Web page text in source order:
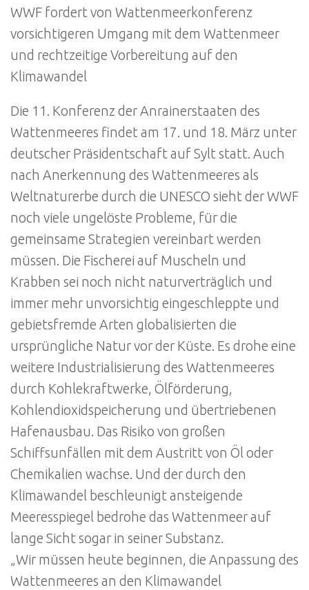
WWF fordert von Wattenmeerkonferenz
vorsichtigeren Umgang mit dem Wattenmeer
und rechtzeitige Vorbereitung auf den
Klimawandel
Die 11. Konferenz der Anrainerstaaten des
Wattenmeeres findet am 17. und 18. März unter
deutscher Präsidentschaft auf Sylt statt. Auch
nach Anerkennung des Wattenmeeres als
Weltnaturerbe durch die UNESCO sieht der WWF
noch viele ungelöste Probleme, für die
gemeinsame Strategien vereinbart werden
müssen. Die Fischerei auf Muscheln und
Krabben sei noch nicht naturverträglich und
immer mehr unvorsichtig eingeschleppte und
gebietsfremde Arten globalisierten die
ursprüngliche Natur vor der Küste. Es drohe eine
weitere Industrialisierung des Wattenmeeres
durch Kohlekraftwerke, Ölförderung,
Kohlendioxidspeicherung und übertriebenen
Hafenausbau. Das Risiko von großen
Schiffsunfällen mit dem Austritt von Öl oder
Chemikalien wachse. Und der durch den
Klimawandel beschleunigt ansteigende
Meeresspiegel bedrohe das Wattenmeer auf
lange Sicht sogar in seiner Substanz.
„Wir müssen heute beginnen, die Anpassung des
Wattenmeeres an den Klimawandel